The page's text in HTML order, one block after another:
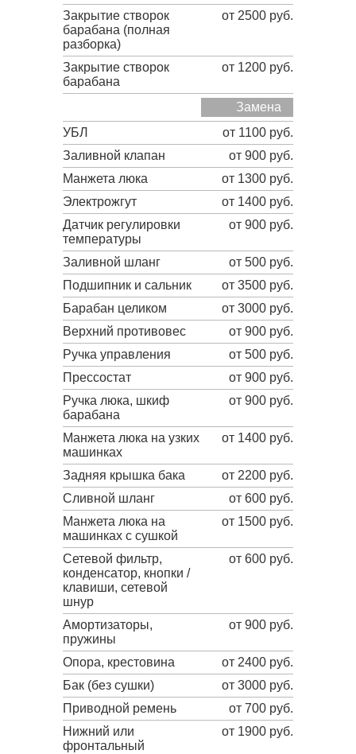
Закрытие створок
барабана (полная
разборка)
от 2500 руб.
Закрытие створок
барабана
от 1200 руб.
Замена
УБЛ
от 1100 руб.
Заливной клапан
от 900 руб.
Манжета люка
от 1300 руб.
Электрожгут
от 1400 руб.
Датчик регулировки
температуры
от 900 руб.
Заливной шланг
от 500 руб.
Подшипник и сальник
от 3500 руб.
Барабан целиком
от 3000 руб.
Верхний противовес
от 900 руб.
Ручка управления
от 500 руб.
Прессостат
от 900 руб.
Ручка люка, шкиф
барабана
от 900 руб.
Манжета люка на узких
машинках
от 1400 руб.
Задняя крышка бака
от 2200 руб.
Сливной шланг
от 600 руб.
Манжета люка на
машинках с сушкой
от 1500 руб.
Сетевой фильтр,
конденсатор, кнопки /
клавиши, сетевой
шнур
от 600 руб.
Амортизаторы,
пружины
от 900 руб.
Опора, крестовина
от 2400 руб.
Бак (без сушки)
от 3000 руб.
Приводной ремень
от 700 руб.
Нижний или
фронтальный
от 1900 руб.